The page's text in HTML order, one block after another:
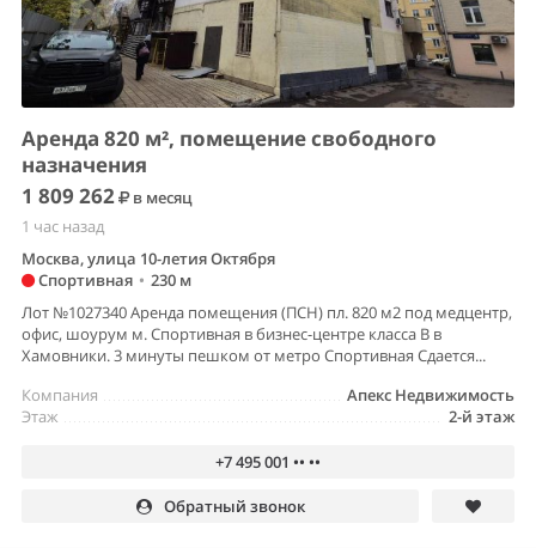
Аренда 820 м², помещение свободного
назначения
1 809 262
в месяц
1 час назад
Москва, улица 10-летия Октября
Спортивная • 230 м
Лот №1027340 Аренда помещения (ПСН) пл. 820 м2 под медцентр,
офис, шоурум м. Спортивная в бизнес-центре класса В в
Хамовники. 3 минуты пешком от метро Спортивная Сдается...
Апекс Недвижимость
Компания
2-й этаж
Этаж
+7 495 001 •• ••
Обратный звонок